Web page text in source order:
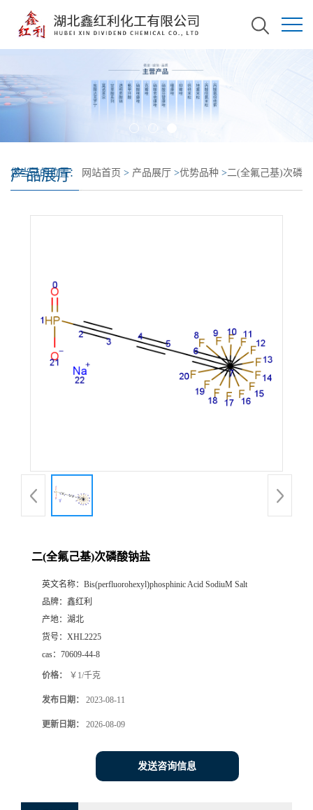
产品展厅
您当前的位置： 网站首页 > 产品展厅 >优势品种 >二(全氟己基)次磷
二(全氟己基)次磷酸钠盐
英文名称： Bis(perfluorohexyl)phosphinic Acid SodiuM Salt
品牌： 鑫红利
产地： 湖北
货号： XHL2225
cas： 70609-44-8
价格： ￥1/千克
发布日期： 2023-08-11
更新日期： 2026-08-09
发送咨询信息